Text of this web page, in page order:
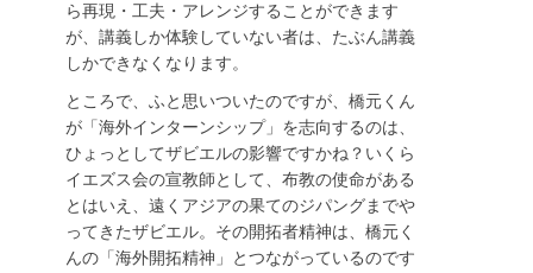
ら再現・工夫・アレンジすることができます
が、講義しか体験していない者は、たぶん講義
しかできなくなります。
ところで、ふと思いついたのですが、橋元くん
が「海外インターンシップ」を志向するのは、
ひょっとしてザビエルの影響ですかね？いくら
イエズス会の宣教師として、布教の使命がある
とはいえ、遠くアジアの果てのジパングまでや
ってきたザビエル。その開拓者精神は、橋元く
んの「海外開拓精神」とつながっているのです